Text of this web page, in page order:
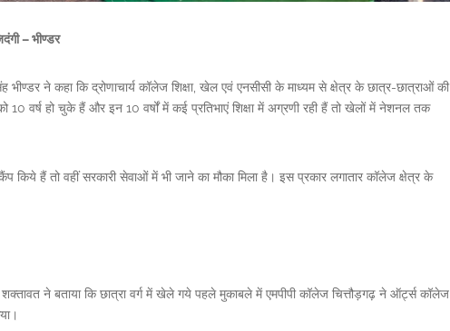
– भीण्डर
भीण्डर ने कहा कि द्रोणाचार्य कॉलेज शिक्षा, खेल एवं एनसीसी के माध्यम से क्षेत्र के छात्र-छात्राओं की
10 वर्ष हो चुके हैं और इन 10 वर्षों में कई प्रतिभाएं शिक्षा में अग्रणी रही हैं तो खेलों में नेशनल तक
किये हैं तो वहीं सरकारी सेवाओं में भी जाने का मौका मिला है। इस प्रकार लगातार कॉलेज क्षेत्र के
ने बताया कि छात्रा वर्ग में खेले गये पहले मुकाबले में एमपीपी कॉलेज चित्तौड़गढ़ ने ऑर्ट्स कॉलेज